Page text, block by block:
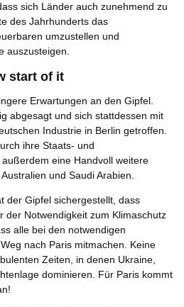
sich Länder auch zunehmend zu
des Jahrhunderts das
umzustellen und
auszusteigen.
start of it
Erwartungen an den Gipfel.
abgesagt und sich stattdessen mit
Industrie in Berlin getroffen.
ihre Staats- und
eine Handvoll weitere
und Saudi Arabien.
der Gipfel sichergestellt, dass
der Notwendigkeit zum Klimaschutz
alle bei den notwendigen
nach Paris mitmachen. Keine
Zeiten, in denen Ukraine,
dominieren. Für Paris kommt